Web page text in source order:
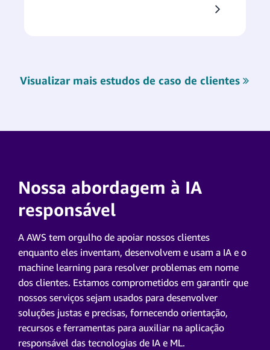
Visualizar mais estudos de caso de clientes
Nossa abordagem à IA
responsável
A AWS tem orgulho de apoiar nossos clientes
enquanto eles inventam, desenvolvem e usam a IA e o
machine learning para resolver problemas em nome
dos clientes. Estamos comprometidos em garantir que
nossos serviços sejam usados para desenvolver
soluções justas e precisas, fornecendo orientação,
recursos e ferramentas para auxiliar na aplicação
responsável das tecnologias de IA e ML.